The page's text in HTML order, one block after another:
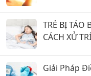
TRẺ BỊ TÁO
CÁCH XỬ
Giải Pháp